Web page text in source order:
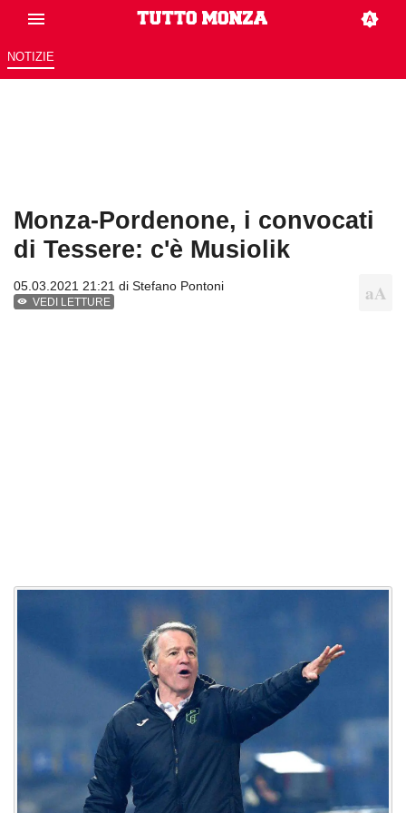
NOTIZIE
Monza-Pordenone, i convocati
di Tessere: c'è Musiolik
05.03.2021 21:21 di Stefano Pontoni
VEDI LETTURE